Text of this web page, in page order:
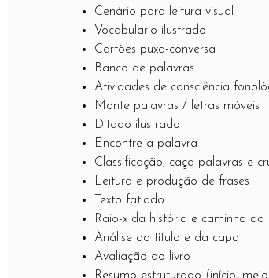
Cenário para leitura visual
Vocabulario ilustrado
Cartões puxa-conversa
Banco de palavras
Atividades de consciência
Monte palavras / letras móveis
Ditado ilustrado
Encontre a palavra
Classificação, caça-palavras e
Leitura e produção de frases
Texto fatiado
Raio-x da história e caminho do
Análise do título e da capa
Avaliação do livro